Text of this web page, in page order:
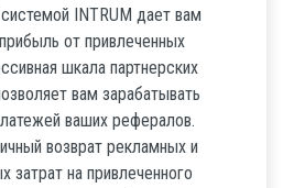
INTRUM дает вам
от привлеченных
шкала партнерских
вам зарабатывать
ваших рефералов.
возврат рекламных и
затрат на привлеченного